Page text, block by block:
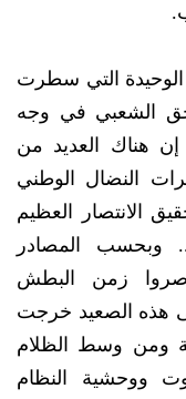
الوحيدة التي سطرت
الشعبي في وجه
إن هناك العديد من
النضال الوطني
الانتصار العظيم
.. وبحسب المصادر
زمن البطش
هذه الصعيد خرجت
ومن وسط الظلام
ووحشية النظام